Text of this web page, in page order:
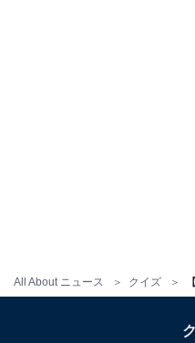
All About ニュース クイズ